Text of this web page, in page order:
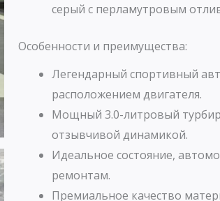
серый с перламутровым
Особенности и преимущества:
Легендарный спортивный
расположением двигателя.
Мощный 3.0-литровый
отзывчивой динамикой.
Идеальное состояние,
ремонтам.
Премиальное качество